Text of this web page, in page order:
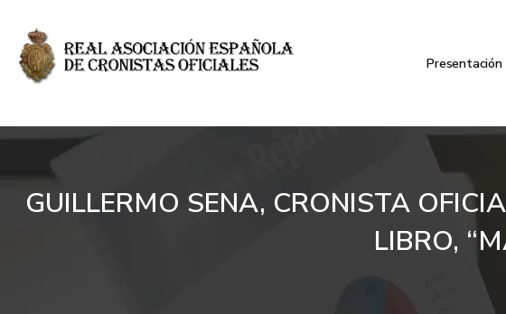
Presentación
GUILLERMO SENA, CRONISTA
LIBRO,